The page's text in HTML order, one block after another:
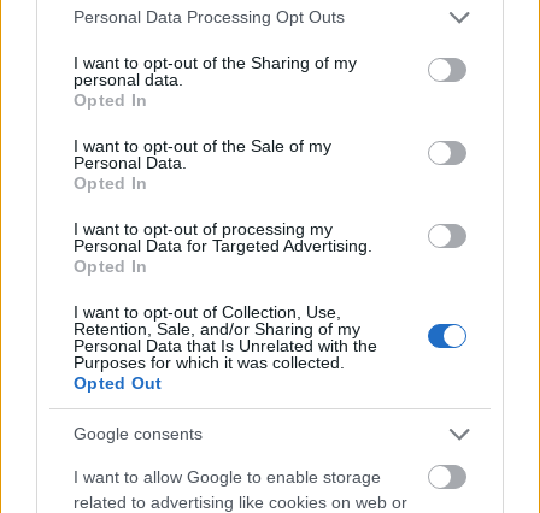
Please note that this website/app uses one or more Google
not limited to your visit or usage behaviour. You may click to
grant or deny consent to Google and its third-party tags to
use your data for below specified purposes in below Google
consent section.
Personal Data Processing Opt Outs
I want to opt-out of the Sharing of my
personal data.
Opted In
I want to opt-out of the Sale of my
Personal Data.
Opted In
I want to opt-out of processing my
Personal Data for Targeted Advertising.
Opted In
I want to opt-out of Collection, Use,
Retention, Sale, and/or Sharing of my
Personal Data that Is Unrelated with the
Purposes for which it was collected.
Opted Out
Google consents
I want to allow Google to enable storage
related to advertising like cookies on web or
teljesen oda voltam tőle meg vissza, és szerintem
ehhez az is hozzájárult, hogy László Zsolt
szinkronizálta. Pedig leggyakrabban Fekete Ernő
szokta (aki számomra Vasember hangja marad
örökre), de most üdítő és pozitív változás volt, és
passzolt a karakterhez a magyar hang.